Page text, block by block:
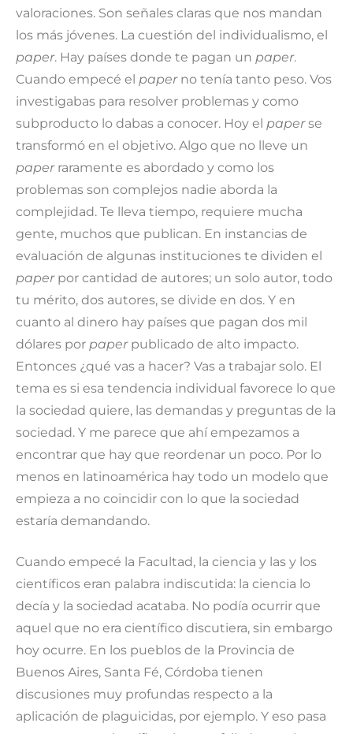
valoraciones. Son señales claras que nos mandan
los más jóvenes. La cuestión del individualismo, el
paper. Hay países donde te pagan un paper.
Cuando empecé el paperno tenía tanto peso. Vos
investigabas para resolver problemas y como
subproducto lo dabas a conocer. Hoy el paperse
transformó en el objetivo. Algo que no lleve un
paperraramente es abordado y como los
problemas son complejos nadie aborda la
complejidad. Te lleva tiempo, requiere mucha
gente, muchos que publican. En instancias de
evaluación de algunas instituciones te dividen el
paperpor cantidad de autores; un solo autor, todo
tu mérito, dos autores, se divide en dos. Y en
cuanto al dinero hay países que pagan dos mil
dólares por paperpublicado de alto impacto.
Entonces ¿qué vas a hacer? Vas a trabajar solo. El
tema es si esa tendencia individual favorece lo que
la sociedad quiere, las demandas y preguntas de la
sociedad. Y me parece que ahí empezamos a
encontrar que hay que reordenar un poco. Por lo
menos en latinoamérica hay todo un modelo que
empieza a no coincidir con lo que la sociedad
estaría demandando.
Cuando empecé la Facultad, la ciencia y las y los
científicos eran palabra indiscutida: la ciencia lo
decía y la sociedad acataba. No podía ocurrir que
aquel que no era científico discutiera, sin embargo
hoy ocurre. En los pueblos de la Provincia de
Buenos Aires, Santa Fé, Córdoba tienen
discusiones muy profundas respecto a la
aplicación de plaguicidas, por ejemplo. Y eso pasa